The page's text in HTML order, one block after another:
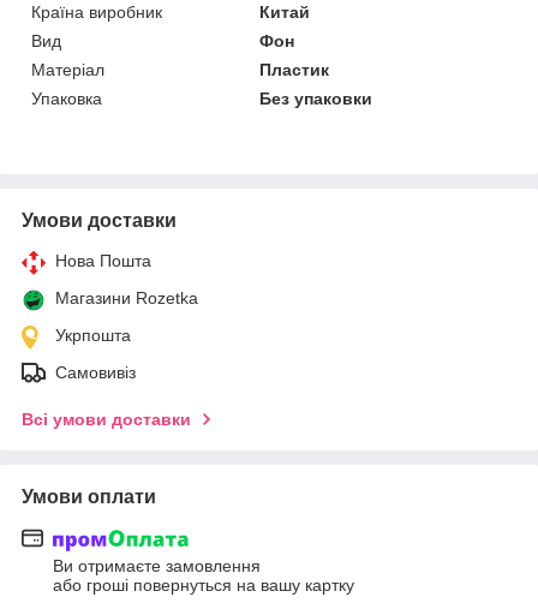
Країна виробник
Китай
Вид
Фон
Матеріал
Пластик
Упаковка
Без упаковки
Умови доставки
Нова Пошта
Магазини Rozetka
Укрпошта
Самовивіз
Всі умови доставки
Умови оплати
Ви отримаєте замовлення
або гроші повернуться на вашу картку